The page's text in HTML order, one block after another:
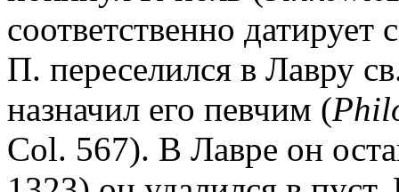
соответственно
П. переселился в Лавру
назначил его певчим (
Col. 567). В Лавре он